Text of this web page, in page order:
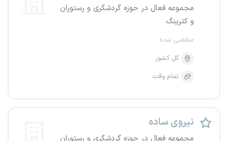
مجموعه فعال در حوزه گردشگری و رستوران
و کترینگ
منقضی شده
کل کشور
تمام وقت
نیروی ساده